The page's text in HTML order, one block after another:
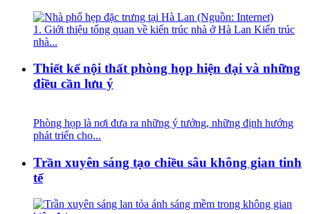
1. Giới thiệu tổng quan về kiến trúc nhà ở Hà Lan Kiến trúc
nhà...
Thiết kế nội thất phòng họp hiện đại và những
điều cần lưu ý
Phòng họp là nơi đưa ra những ý tưởng, những định hướng
phát triển cho...
Trần xuyên sáng tạo chiều sâu không gian tinh
tế